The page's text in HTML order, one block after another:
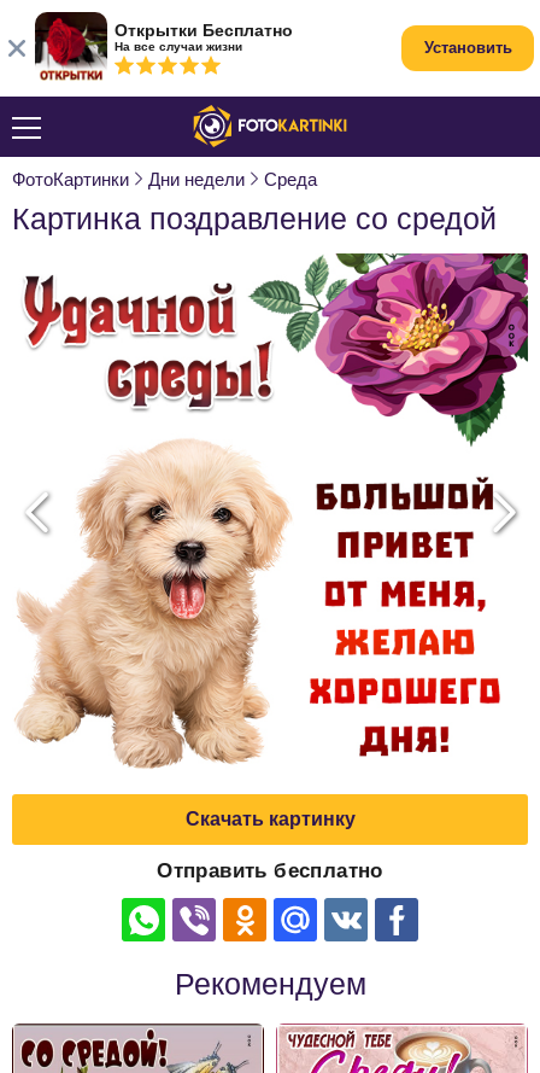
ФотоКартинки Дни недели Среда
Картинка поздравление со средой
Скачать картинку
Отправить бесплатно
Рекомендуем
Открытки Бесплатно
На все случаи жизни Установить